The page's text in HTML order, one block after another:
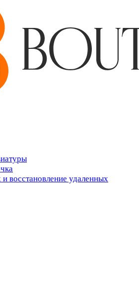
восстановление удаленных